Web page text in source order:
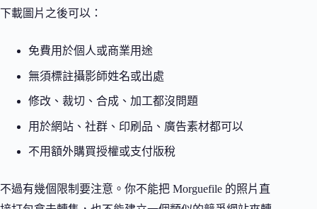
下載圖片之後可以：
免費用於個人或商業用途
無須標註攝影師姓名或出處
修改、裁切、合成、加工都沒問題
用於網站、社群、印刷品、廣告素材都可以
不用額外購買授權或支付版稅
不過有幾個限制要注意。你不能把 Morguefile 的照片直